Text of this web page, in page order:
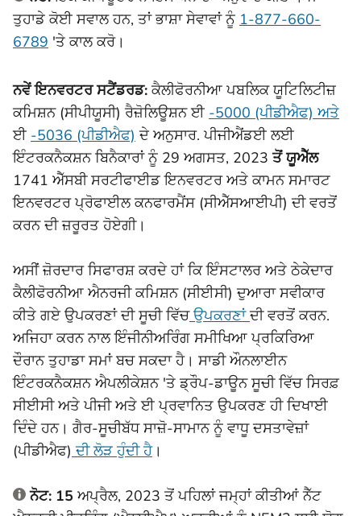
ਤੁਹਾਡੇ ਕੋਈ ਸਵਾਲ ਹਨ, ਤਾਂ ਭਾਸ਼ਾ ਸੇਵਾਵਾਂ ਨੂੰ 1-877-660-
6789 'ਤੇ ਕਾਲ ਕਰੋ।
ਨਵੇਂ ਇਨਵਰਟਰ ਸਟੈਂਡਰਡ: ਕੈਲੀਫੋਰਨੀਆ ਪਬਲਿਕ ਯੂਟਿਲਿਟੀਜ਼
ਕਮਿਸ਼ਨ (ਸੀਪੀਯੂਸੀ) ਰੈਜ਼ੋਲਿਊਸ਼ਨ ਈ -5000 (ਪੀਡੀਐਫ) ਅਤੇ
ਈ -5036 (ਪੀਡੀਐਫ) ਦੇ ਅਨੁਸਾਰ. ਪੀਜੀਐਂਡਈ ਲਈ
ਇੰਟਰਕਨੈਕਸ਼ਨ ਬਿਨੈਕਾਰਾਂ ਨੂੰ 29 ਅਗਸਤ, 2023 ਤੋਂ ਯੂਐੱਲ
1741 ਐੱਸਬੀ ਸਰਟੀਫਾਈਡ ਇਨਵਰਟਰ ਅਤੇ ਕਾਮਨ ਸਮਾਰਟ
ਇਨਵਰਟਰ ਪ੍ਰੋਫਾਈਲ ਕਨਫਾਰਮੈਂਸ (ਸੀਐੱਸਆਈਪੀ) ਦੀ ਵਰਤੋਂ
ਕਰਨ ਦੀ ਜ਼ਰੂਰਤ ਹੋਏਗੀ।
ਅਸੀਂ ਜ਼ੋਰਦਾਰ ਸਿਫਾਰਸ਼ ਕਰਦੇ ਹਾਂ ਕਿ ਇੰਸਟਾਲਰ ਅਤੇ ਠੇਕੇਦਾਰ
ਕੈਲੀਫੋਰਨੀਆ ਐਨਰਜੀ ਕਮਿਸ਼ਨ (ਸੀਈਸੀ) ਦੁਆਰਾ ਸਵੀਕਾਰ
ਕੀਤੇ ਗਏ ਉਪਕਰਣਾਂ ਦੀ ਸੂਚੀ ਵਿੱਚਉਪਕਰਣਾਂਦੀ ਵਰਤੋਂ ਕਰਨ.
ਅਜਿਹਾ ਕਰਨ ਨਾਲ ਇੰਜੀਨੀਅਰਿੰਗ ਸਮੀਖਿਆ ਪ੍ਰਕਿਰਿਆ
ਦੌਰਾਨ ਤੁਹਾਡਾ ਸਮਾਂ ਬਚ ਸਕਦਾ ਹੈ। ਸਾਡੀ ਔਨਲਾਈਨ
ਇੰਟਰਕਨੈਕਸ਼ਨ ਐਪਲੀਕੇਸ਼ਨ 'ਤੇ ਡ੍ਰੌਪ-ਡਾਊਨ ਸੂਚੀ ਵਿੱਚ ਸਿਰਫ਼
ਸੀਈਸੀ ਅਤੇ ਪੀਜੀ ਅਤੇ ਈ ਪ੍ਰਵਾਨਿਤ ਉਪਕਰਣ ਹੀ ਦਿਖਾਈ
ਦਿੰਦੇ ਹਨ। ਗੈਰ-ਸੂਚੀਬੱਧ ਸਾਜ਼ੋ-ਸਾਮਾਨ ਨੂੰ ਵਾਧੂ ਦਸਤਾਵੇਜ਼ਾਂ
(ਪੀਡੀਐਫ) ਦੀ ਲੋੜ ਹੁੰਦੀ ਹੈ।
ਨੋਟ: 15 ਅਪ੍ਰੈਲ, 2023 ਤੋਂ ਪਹਿਲਾਂ ਜਮ੍ਹਾਂ ਕੀਤੀਆਂ ਨੈੱਟ